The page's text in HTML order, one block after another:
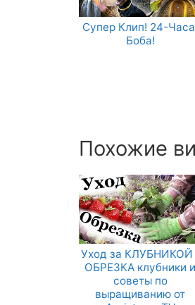
Супер Клип! 24-
Боба!
Похожие
Уход за КЛУБНИКОЙ
ОБРЕЗКА клубники и
советы по
выращиванию от